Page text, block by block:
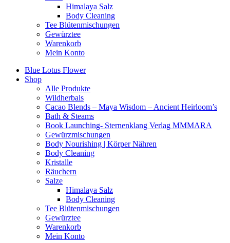
Himalaya Salz
Body Cleaning
Tee Blütenmischungen
Gewürztee
Warenkorb
Mein Konto
Blue Lotus Flower
Shop
Alle Produkte
Wildherbals
Cacao Blends – Maya Wisdom – Ancient Heirloom’s
Bath & Steams
Book Launching- Sternenklang Verlag MMMARA
Gewürzmischungen
Body Nourishing | Körper Nähren
Body Cleaning
Kristalle
Räuchern
Salze
Himalaya Salz
Body Cleaning
Tee Blütenmischungen
Gewürztee
Warenkorb
Mein Konto